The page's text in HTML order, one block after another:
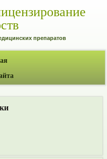
препаратов